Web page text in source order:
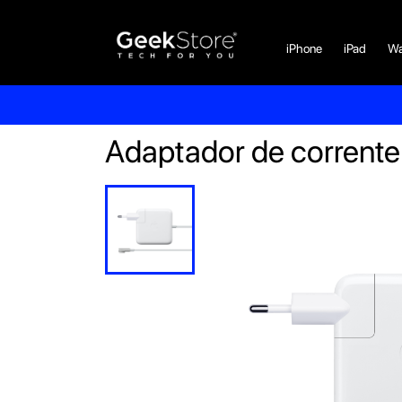
iPhone iPad
Adaptador de